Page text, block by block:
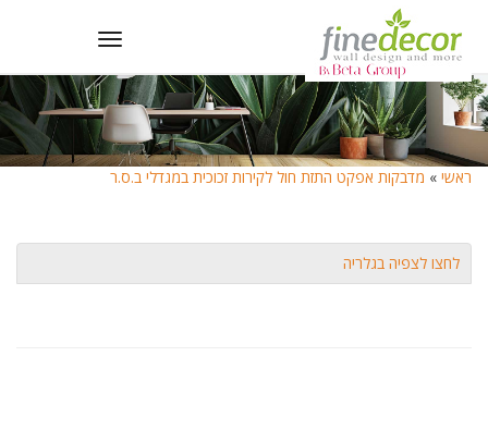
Toggle
navigation
ראשי » מדבקות אפקט התזת חול לקירות זכוכית במגדלי ב.ס.ר
לחצו לצפיה בגלריה